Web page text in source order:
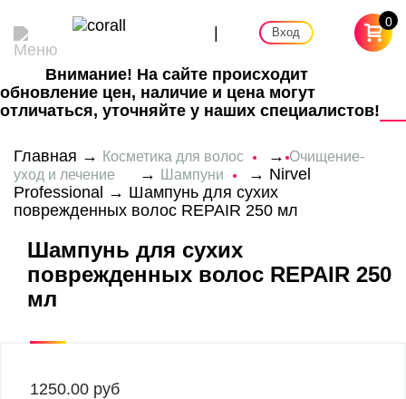
| Вход
0
Внимание! На сайте происходит
обновление цен, наличие и цена могут
отличаться, уточняйте у наших специалистов!
Главная → Косметика для волос →Очищение-
уход и лечение
→ Шампуни → Nirvel
Professional → Шампунь для сухих
поврежденных волос REPAIR 250 мл
Шампунь для сухих
поврежденных волос REPAIR 250
мл
1250.00 руб